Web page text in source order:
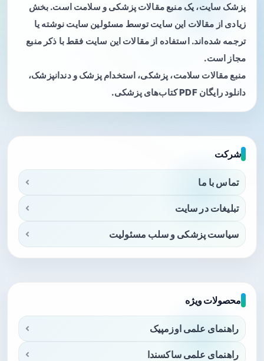
پزشک سایت، یک منبع مقالات پزشکی و سلامت است. بخش
زیادی از مقالات این سایت توسط مسئولین سایت نوشته یا
ترجمه شده‌اند. استفاده از مقالات این سایت فقط با ذکر منبع
مجاز است.
منبع مقالات سلامت، پزشکی، استخدام پزشک و دندانپزشک،
دانلود رایگان PDF کتاب‌های پزشکی.
شرکت
تماس با ما
تبلیغات در سایت
سیاست پزشکی و سلب مسئولیت
محصولات ویژه
راهنمای علمی اوزمپیک
راهنمای علمی ساکسندا